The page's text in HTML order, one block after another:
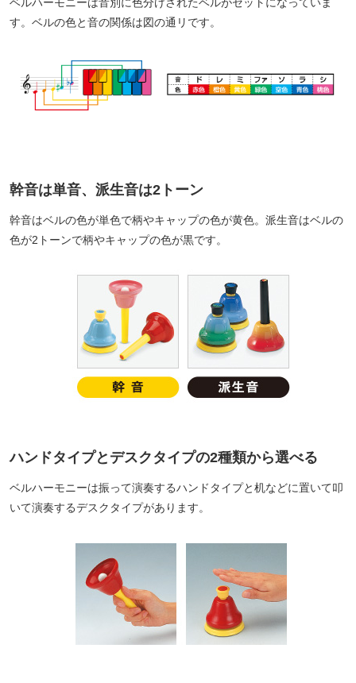
す。ベルの色と音の関係は図の通リです。
幹音は単音、派生音は2トーン
幹音はベルの色が単色で柄やキャップの色が黄色。派生音はベルの
色が2トーンで柄やキャップの色が黒です。
ハンドタイプとデスクタイプの2種類から選べる
ベルハーモニーは振って演奏するハンドタイプと机などに置いて叩
いて演奏するデスクタイプがあります。